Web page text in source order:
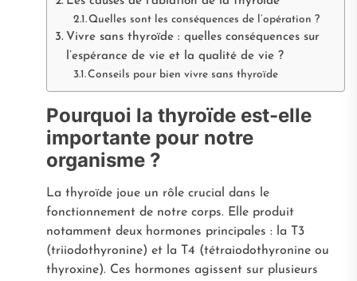
Quelles sont les conséquences de l’opération ?
Vivre sans thyroïde : quelles conséquences sur
l’espérance de vie et la qualité de vie ?
Conseils pour bien vivre sans thyroïde
Pourquoi la thyroïde est-elle
importante pour notre
organisme ?
La thyroïde joue un rôle crucial dans le
fonctionnement de notre corps. Elle produit
notamment deux hormones principales : la T3
(triiodothyronine) et la T4 (tétraiodothyronine ou
thyroxine). Ces hormones agissent sur plusieurs